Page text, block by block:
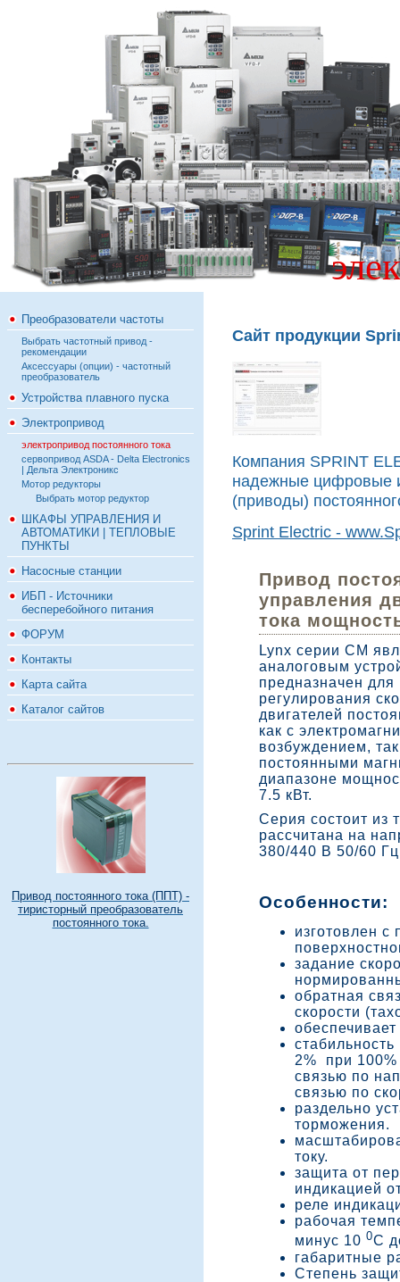
Преобразователи частоты
Выбрать частотный привод -
рекомендации
Аксессуары (опции) - частотный
преобразователь
Устройства плавного пуска
Электропривод
электропривод постоянного тока
сервопривод ASDA - Delta Electronics
| Дельта Электроникс
Мотор редукторы
Выбрать мотор редуктор
ШКАФЫ УПРАВЛЕНИЯ И
АВТОМАТИКИ | ТЕПЛОВЫЕ
ПУНКТЫ
Насосные станции
ИБП - Источники
бесперебойного питания
ФОРУМ
Контакты
Карта сайта
Каталог сайтов
Привод постоянного тока (ППТ) -
тиристорный преобразователь
постоянного тока.
Сайт продукции
Компания SPRINT
надежные цифровые
(приводы)
Sprint Electric -
Привод
управления
тока
Lynx серии CM
аналоговым
предназначен для
регулирования
двигателей
как с
возбуждением,
постоянными
диапазоне
7.5 кВт.
Серия состоит из
рассчитана на
380/440 В 50/60
Особенности:
изготовлен с
задание
обратная
скорости
2% при 100%
связью по
связью по
раздельно
торможения.
току.
защита от
индикацией
реле
рабочая
минус 10 0С
габаритные
Степень